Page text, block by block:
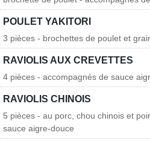
POULET YAKITORI
3 pièces - brochettes de poulet et
RAVIOLIS AUX CREVETTES
4 pièces - accompagnés de sauce
RAVIOLIS CHINOIS
5 pièces - au porc, chou chinois et
sauce aigre-douce